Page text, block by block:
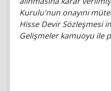
Kurulu'nun onayını
Hisse Devir Sözleşmesi
Gelişmeler kamuoyu ile